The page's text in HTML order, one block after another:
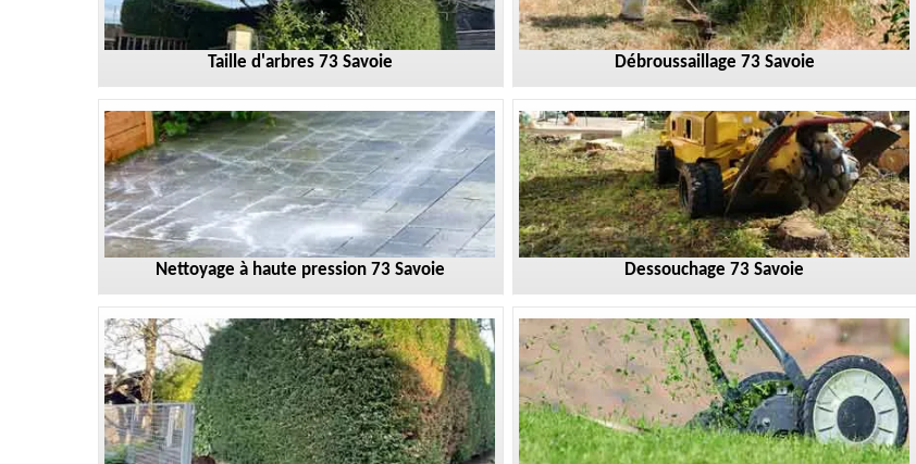
Taille d'arbres 73 Savoie Débroussaillage 73 Savoie
Nettoyage à haute pression 73 Savoie Dessouchage 73 Savoie